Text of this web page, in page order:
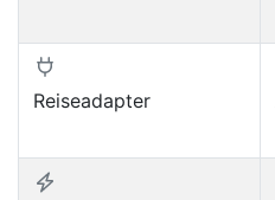
Reiseadapter